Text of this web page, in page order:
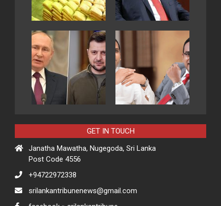
GET IN TOUCH
Janatha Mawatha, Nugegoda, Sri Lanka
Post Code 4556
+94722972338
srilankantribunenews@gmail.com